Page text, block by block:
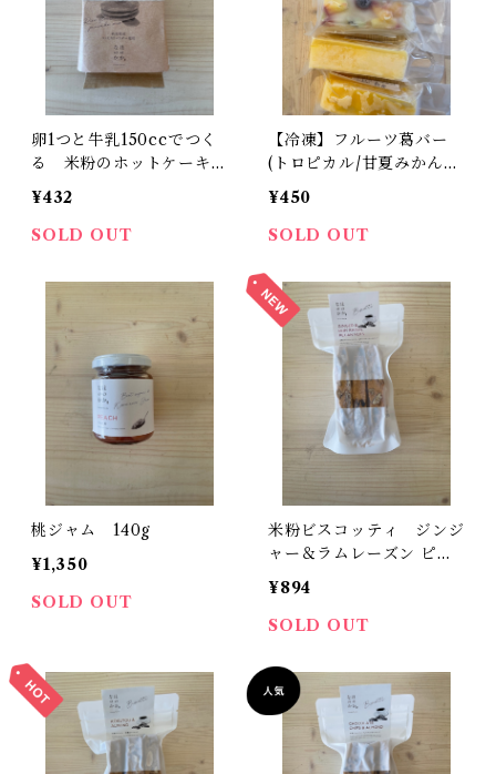
卵1つと牛乳150ccでつく
る 米粉のホットケーキミ
ックス
¥432
SOLD OUT
【冷凍】フルーツ葛バー
(トロピカル/甘夏みかん＆
オレンジ/フルーツポンチ)
¥450
SOLD OUT
桃ジャム 140g
¥1,350
SOLD OUT
米粉ビスコッティ ジンジ
ャー＆ラムレーズン ピー
カンナッツ
¥894
SOLD OUT